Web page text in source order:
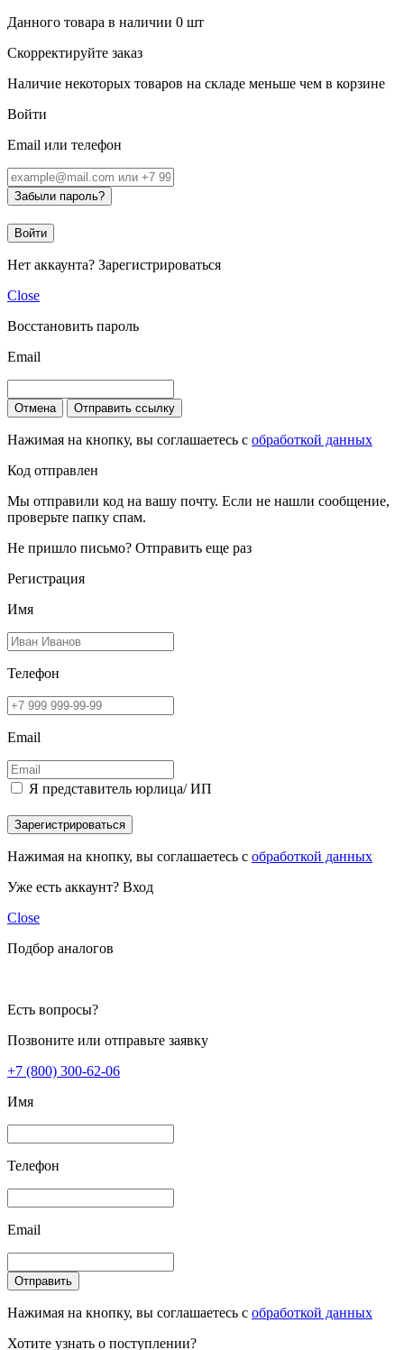
Данного товара в наличии 0 шт
Скорректируйте заказ
Наличие некоторых товаров на складе меньше чем в корзине
Войти
Email или телефон
Забыли пароль?
Войти
Нет аккаунта? Зарегистрироваться
Close
Восстановить пароль
Email
Отмена Отправить ссылку
Нажимая на кнопку, вы соглашаетесь с обработкой данных
Код отправлен
Мы отправили код на вашу почту. Если не нашли сообщение,
проверьте папку спам.
Не пришло письмо? Отправить еще раз
Регистрация
Имя
Телефон
Email
Я представитель юрлица/ ИП
Зарегистрироваться
Нажимая на кнопку, вы соглашаетесь с обработкой данных
Уже есть аккаунт? Вход
Close
Подбор аналогов
Есть вопросы?
Позвоните или отправьте заявку
+7 (800) 300-62-06
Имя
Телефон
Email
Отправить
Нажимая на кнопку, вы соглашаетесь с обработкой данных
Хотите узнать о поступлении?